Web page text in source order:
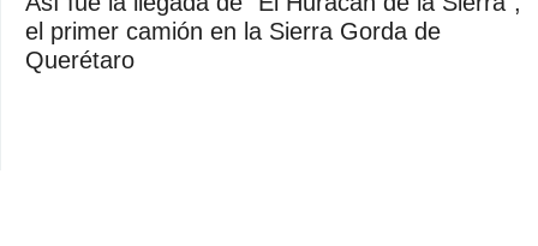
el primer camión en la Sierra Gorda de
Querétaro